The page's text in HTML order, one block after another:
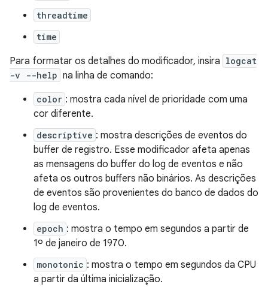
threadtime
time
Para formatar os detalhes do modificador, insira logcat
-v --help na linha de comando:
color : mostra cada nível de prioridade com uma
cor diferente.
descriptive : mostra descrições de eventos do
buffer de registro. Esse modificador afeta apenas
as mensagens do buffer do log de eventos e não
afeta os outros buffers não binários. As descrições
de eventos são provenientes do banco de dados do
log de eventos.
epoch : mostra o tempo em segundos a partir de
1º de janeiro de 1970.
monotonic : mostra o tempo em segundos da CPU
a partir da última inicialização.